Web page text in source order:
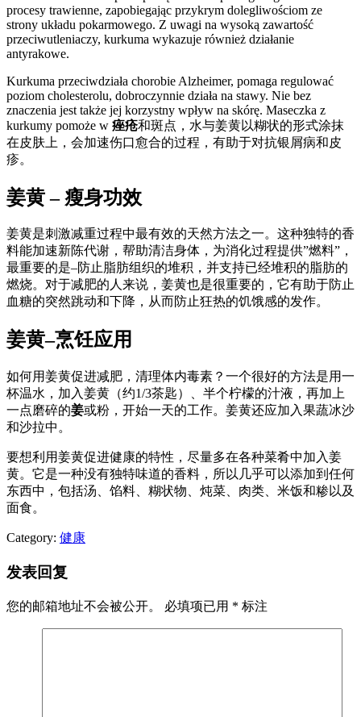
procesy trawienne, zapobiegając przykrym dolegliwościom ze
strony układu pokarmowego. Z uwagi na wysoką zawartość
przeciwutleniaczy, kurkuma wykazuje również działanie
antyrakowe.
Kurkuma przeciwdziała chorobie Alzheimer, pomaga regulować
poziom cholesterolu, dobroczynnie działa na stawy. Nie bez
znaczenia jest także jej korzystny wpływ na skórę. Maseczka z
kurkumy pomoże w 痤疮和斑点，水与姜黄以糊状的形式涂抹
在皮肤上，会加速伤口愈合的过程，有助于对抗银屑病和皮
疹。
姜黄 – 瘦身功效
姜黄是刺激减重过程中最有效的天然方法之一。这种独特的香
料能加速新陈代谢，帮助清洁身体，为消化过程提供”燃料”，
最重要的是–防止脂肪组织的堆积，并支持已经堆积的脂肪的
燃烧。对于减肥的人来说，姜黄也是很重要的，它有助于防止
血糖的突然跳动和下降，从而防止狂热的饥饿感的发作。
姜黄–烹饪应用
如何用姜黄促进减肥，清理体内毒素？一个很好的方法是用一
杯温水，加入姜黄（约1/3茶匙）、半个柠檬的汁液，再加上
一点磨碎的姜或粉，开始一天的工作。姜黄还应加入果蔬冰沙
和沙拉中。
要想利用姜黄促进健康的特性，尽量多在各种菜肴中加入姜
黄。它是一种没有独特味道的香料，所以几乎可以添加到任何
东西中，包括汤、馅料、糊状物、炖菜、肉类、米饭和糁以及
面食。
Category: 健康
发表回复
您的邮箱地址不会被公开。 必填项已用 * 标注